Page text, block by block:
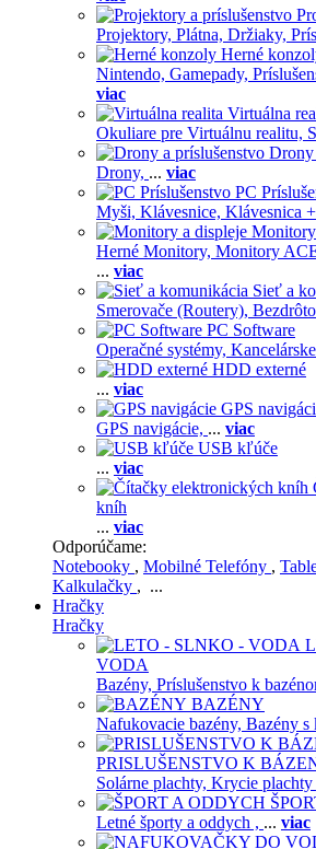
Projektory, Plátna, Držiaky,
Herné
Nintendo, Gamepady,
viac
Virtuálna
Okuliare pre Virtuálnu realitu,
Drony
Drony, ... viac
PC
Myši, Klávesnice, Klávesnica
Herné Monitory, Monitory
... viac
Sieť a
Smerovače (Routery),
PC Software
Operačné systémy,
HDD externé
... viac
GPS
GPS navigácie, ... viac
USB kľúče
... viac
kníh
... viac
Odporúčame:
Notebooky , Mobilné Telefóny ,
Kalkulačky , ...
Hračky
Hračky
VODA
Bazény, Príslušenstvo k
BAZÉNY
Nafukovacie bazény, Bazény s
PRISLUŠENSTVO K
Solárne plachty, Krycie plachty
Letné športy a oddych , ... viac